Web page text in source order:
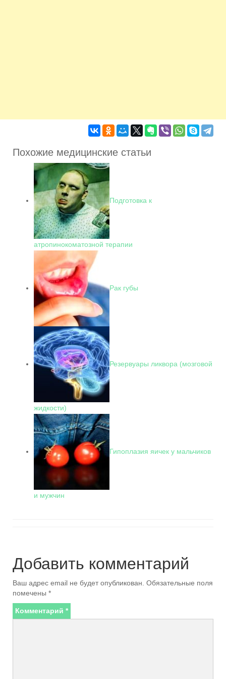
Похожие медицинские статьи
Подготовка к
атропинокоматозной терапии
Рак губы
Резервуары ликвора (мозговой
жидкости)
Гипоплазия яичек у мальчиков
и мужчин
Добавить комментарий
Ваш адрес email не будет опубликован. Обязательные поля
помечены *
Комментарий *